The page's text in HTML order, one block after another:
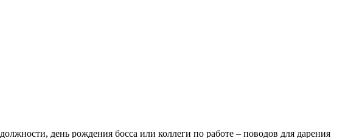
день рождения босса или коллеги по работе – поводов для дарения